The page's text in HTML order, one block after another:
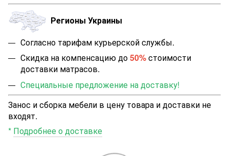
Регионы Украины
Согласно тарифам курьерской службы.
Скидка на компенсацию до50%стоимости
доставки матрасов.
Специальные предложение на доставку!
Занос и сборка мебели в цену товара и доставки не
входят.
* Подробнее о доставке